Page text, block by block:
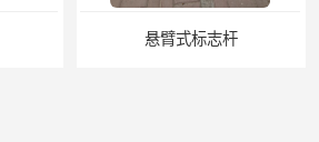
F型悬臂式交通标志杆